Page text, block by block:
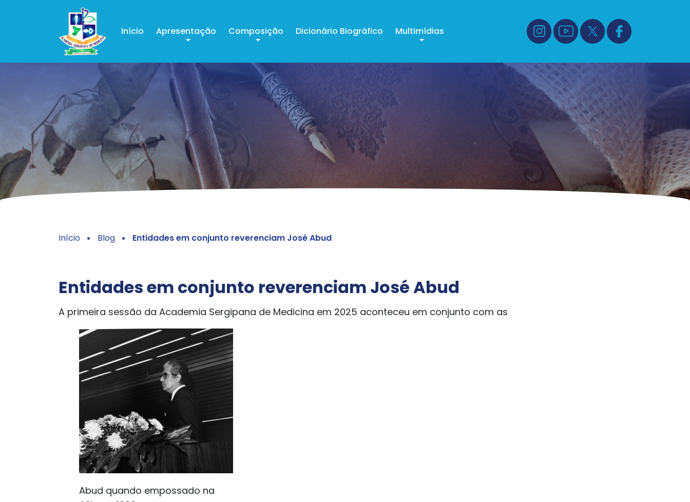
Início Apresentação Composição Dicionário Biográfico Multimídias
Início Blog Entidades em conjunto reverenciam José Abud
Entidades em conjunto reverenciam José Abud
A primeira sessão da Academia Sergipana de Medicina em 2025 aconteceu em conjunto com as
Abud quando empossado na